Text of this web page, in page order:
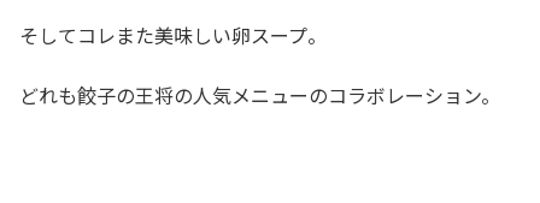
そしてコレまた美味しい卵スープ。
どれも餃子の王将の人気メニューのコラボレーション。